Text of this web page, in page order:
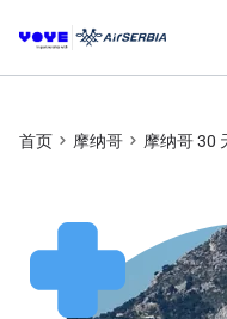
首页 摩纳哥 摩纳哥 30